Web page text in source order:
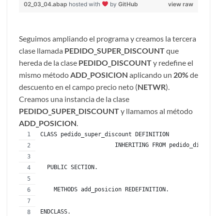
view raw
02_03_04.abap hosted with by GitHub
Seguimos ampliando el programa y creamos la tercera
clase llamada PEDIDO_SUPER_DISCOUNTque
hereda de la clase PEDIDO_DISCOUNTy redefine el
mismo métodoADD_POSICION aplicando un 20%de
descuento en el campo precio neto (NETWR).
Creamos una instancia de la clase
PEDIDO_SUPER_DISCOUNTy llamamos al método
ADD_POSICION.
CLASS pedido_super_discount DEFINITION
INHERITING FROM
  PUBLIC SECTION.
    METHODS add_posicion REDEFINITION.
ENDCLASS.